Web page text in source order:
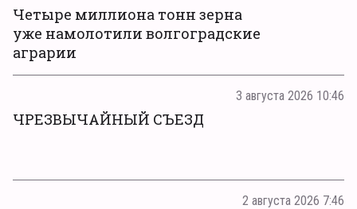
Четыре миллиона тонн зерна
уже намолотили волгоградские
аграрии
3 августа 2026 10:46
ЧРЕЗВЫЧАЙНЫЙ СЪЕЗД
2 августа 2026 7:46